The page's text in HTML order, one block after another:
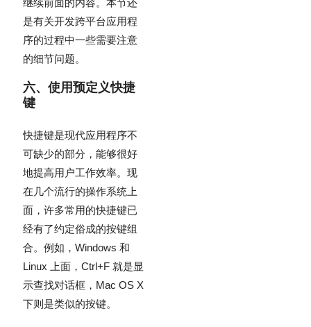
是有关开发跨平台应用程
序的过程中一些需要注意
的细节问题。
六、使用预定义快捷
键
快捷键是现代应用程序不
可缺少的部分，能够很好
地提高用户工作效率。现
在几个流行的操作系统上
面，许多常用的快捷键已
经有了约定俗成的按键组
合。例如，Windows 和
Linux 上面，Ctrl+F 就是显
示查找对话框，Mac OS X
下则是类似的按键。